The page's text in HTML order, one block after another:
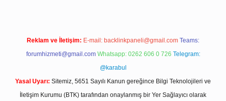
Reklam ve İletişim: E-mail: backlinkpaneli@gmail.com Teams:
forumhizmeti@gmail.com Whatsapp: 0262 606 0 726 Telegram:
@karabul
Yasal Uyarı: Sitemiz, 5651 Sayılı Kanun gereğince Bilgi Teknolojileri ve
İletişim Kurumu (BTK) tarafından onaylanmış bir Yer Sağlayıcı olarak